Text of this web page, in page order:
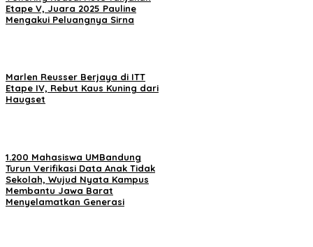
Etape V, Juara 2025 Pauline
Mengakui Peluangnya Sirna
Marlen Reusser Berjaya di ITT
Etape IV, Rebut Kaus Kuning dari
Haugset
1.200 Mahasiswa UMBandung
Turun Verifikasi Data Anak Tidak
Sekolah, Wujud Nyata Kampus
Membantu Jawa Barat
Menyelamatkan Generasi